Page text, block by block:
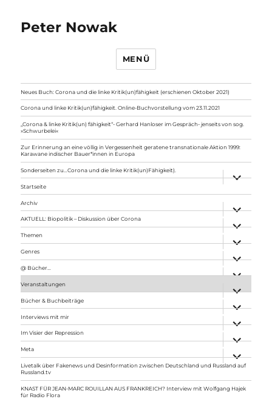
Peter Nowak
MENÜ
Neues Buch: Corona und die linke Kritik(un)fähigkeit (erschienen Oktober 2021)
Corona und linke Kritik(un)fähigkeit. Online-Buchvorstellung vom 23.11.2021
„Corona & linke Kritik(un) fähigkeit“- Gerhard Hanloser im Gespräch- jenseits von sog.
»Schwurbelei«
Zur Erinnerung an eine völlig in Vergessenheit geratene transnationale Aktion 1999:
Karawane indischer Bauer*innen in Europa
Sonderseiten zu…Corona und die linke Kritik(un)Fähigkeit).
anzeigen
Startseite
Archiv
anzeigen
AKTUELL: Biopolitik – Diskussion über Corona
anzeigen
Themen
anzeigen
Genres
anzeigen
@ Bücher…
Veranstaltungen
anzeigen
Bücher & Buchbeiträge
anzeigen
Interviews mit mir
anzeigen
Im Visier der Repression
anzeigen
Meta
anzeigen
Livetalk über Fakenews und Desinformation zwischen Deutschland und Russland auf
Russland.tv
KNAST FÜR JEAN-MARC ROUILLAN AUS FRANKREICH? Interview mit Wolfgang Hajek
für Radio Flora